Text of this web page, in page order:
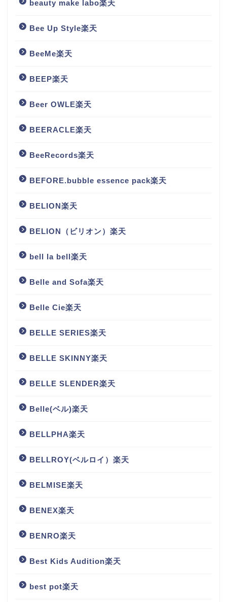
beauty make labo楽天
Bee Up Style楽天
BeeMe楽天
BEEP楽天
Beer OWLE楽天
BEERACLE楽天
BeeRecords楽天
BEFORE.bubble essence pack楽天
BELION楽天
BELION（ビリオン）楽天
bell la bell楽天
Belle and Sofa楽天
Belle Cie楽天
BELLE SERIES楽天
BELLE SKINNY楽天
BELLE SLENDER楽天
Belle(ベル)楽天
BELLPHA楽天
BELLROY(ベルロイ）楽天
BELMISE楽天
BENEX楽天
BENRO楽天
Best Kids Audition楽天
best pot楽天